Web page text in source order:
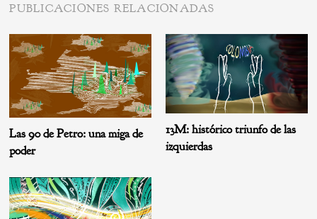
PUBLICACIONES RELACIONADAS
Las 90 de Petro: una miga de
poder
13M: histórico triunfo de las
izquierdas